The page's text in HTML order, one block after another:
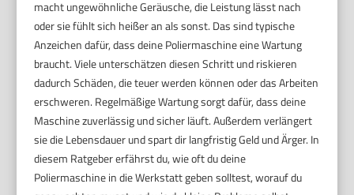
macht ungewöhnliche Geräusche, die Leistung lässt nach
oder sie fühlt sich heißer an als sonst. Das sind typische
Anzeichen dafür, dass deine Poliermaschine eine Wartung
braucht. Viele unterschätzen diesen Schritt und riskieren
dadurch Schäden, die teuer werden können oder das Arbeiten
erschweren. Regelmäßige Wartung sorgt dafür, dass deine
Maschine zuverlässig und sicher läuft. Außerdem verlängert
sie die Lebensdauer und spart dir langfristig Geld und Ärger. In
diesem Ratgeber erfährst du, wie oft du deine
Poliermaschine in die Werkstatt geben solltest, worauf du